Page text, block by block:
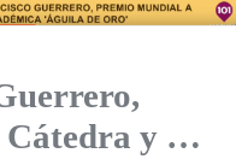
Cátedra y …